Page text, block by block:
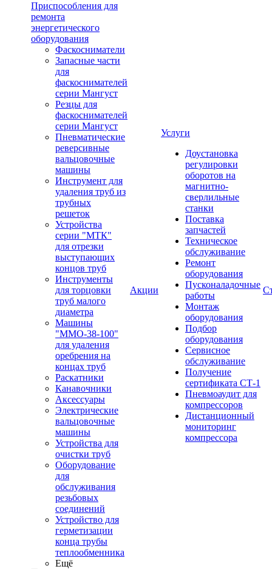
Приспособления для
ремонта
энергетического
оборудования
Фаскосниматели
Запасные части
для
фаскоснимателей
серии Мангуст
Резцы для
фаскоснимателей
серии Мангуст
Пневматические
реверсивные
вальцовочные
машины
Инструмент для
удаления труб из
трубных
решеток
Устройства
серии "МТК"
для отрезки
выступающих
концов труб
Инструменты
для торцовки
труб малого
диаметра
Машины
"ММО-38-100"
для удаления
оребрения на
концах труб
Раскатники
Канавочники
Аксессуары
Электрические
вальцовочные
машины
Устройства для
очистки труб
Оборудование
для
обслуживания
резьбовых
соединений
Устройство для
герметизации
конца трубы
теплообменника
Ещё
Акции
Услуги
Доустановка
регулировки
оборотов на
магнитно-
сверлильные
станки
Поставка
запчастей
Техническое
обслуживание
Ремонт
оборудования
Пусконаладочные
работы
Монтаж
оборудования
Подбор
оборудования
Сервисное
обслуживание
Получение
сертификата СТ-1
Пневмоаудит для
компрессоров
Дистанционный
мониторинг
компрессора